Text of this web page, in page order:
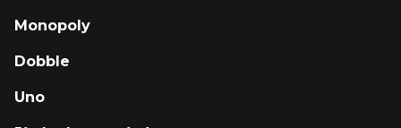
Monopoly
Dobble
Uno